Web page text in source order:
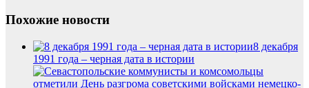
Похожие новости
8 декабря
1991 года – черная дата в истории